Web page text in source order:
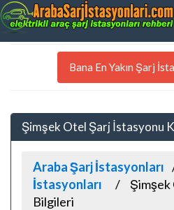
Bana En Yakın Şarj
Şimşek Otel Şarj İstasyonu
Araba Şarj İstasyonları
İstasyonları
Şimşek
Bilgileri